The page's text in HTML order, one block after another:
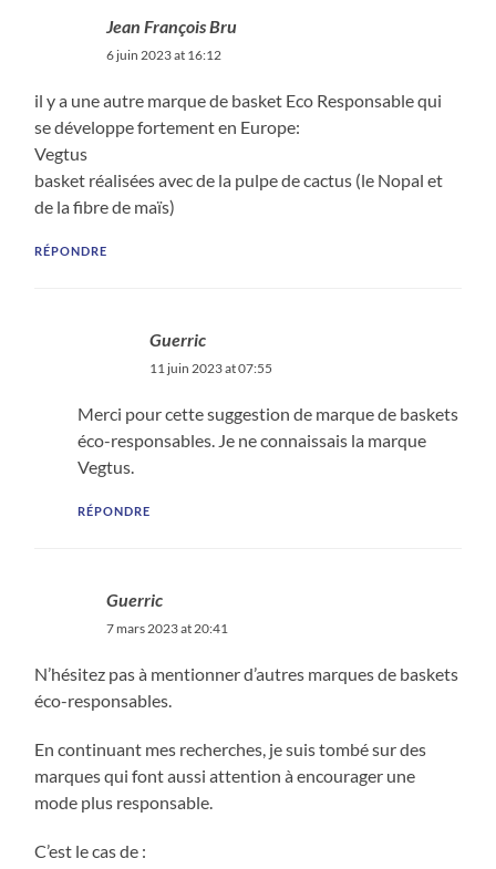
Jean François Bru
6 juin 2023 at 16:12
il y a une autre marque de basket Eco Responsable qui
se développe fortement en Europe:
Vegtus
basket réalisées avec de la pulpe de cactus (le Nopal et
de la fibre de maïs)
RÉPONDRE
Guerric
11 juin 2023 at 07:55
Merci pour cette suggestion de marque de baskets
éco-responsables. Je ne connaissais la marque
Vegtus.
RÉPONDRE
Guerric
7 mars 2023 at 20:41
N’hésitez pas à mentionner d’autres marques de baskets
éco-responsables.
En continuant mes recherches, je suis tombé sur des
marques qui font aussi attention à encourager une
mode plus responsable.
C’est le cas de :